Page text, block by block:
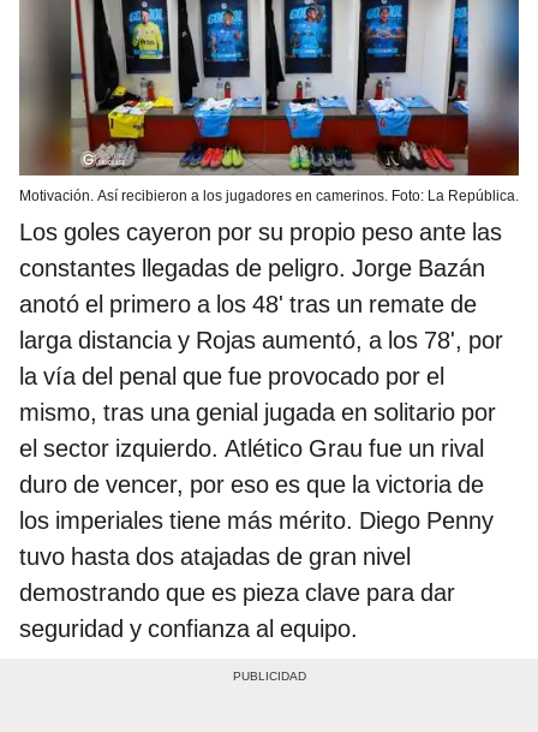
Motivación. Así recibieron a los jugadores en camerinos. Foto: La República.
Los goles cayeron por su propio peso ante las
constantes llegadas de peligro. Jorge Bazán
anotó el primero a los 48' tras un remate de
larga distancia y Rojas aumentó, a los 78', por
la vía del penal que fue provocado por el
mismo, tras una genial jugada en solitario por
el sector izquierdo. Atlético Grau fue un rival
duro de vencer, por eso es que la victoria de
los imperiales tiene más mérito. Diego Penny
tuvo hasta dos atajadas de gran nivel
demostrando que es pieza clave para dar
seguridad y confianza al equipo.